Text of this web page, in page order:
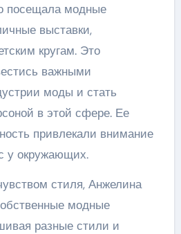
посещала модные
выставки,
кругам. Это
важными
моды и стать
в этой сфере. Ее
привлекали внимание
у окружающих.
стиля, Анжелина
модные
разные стили и